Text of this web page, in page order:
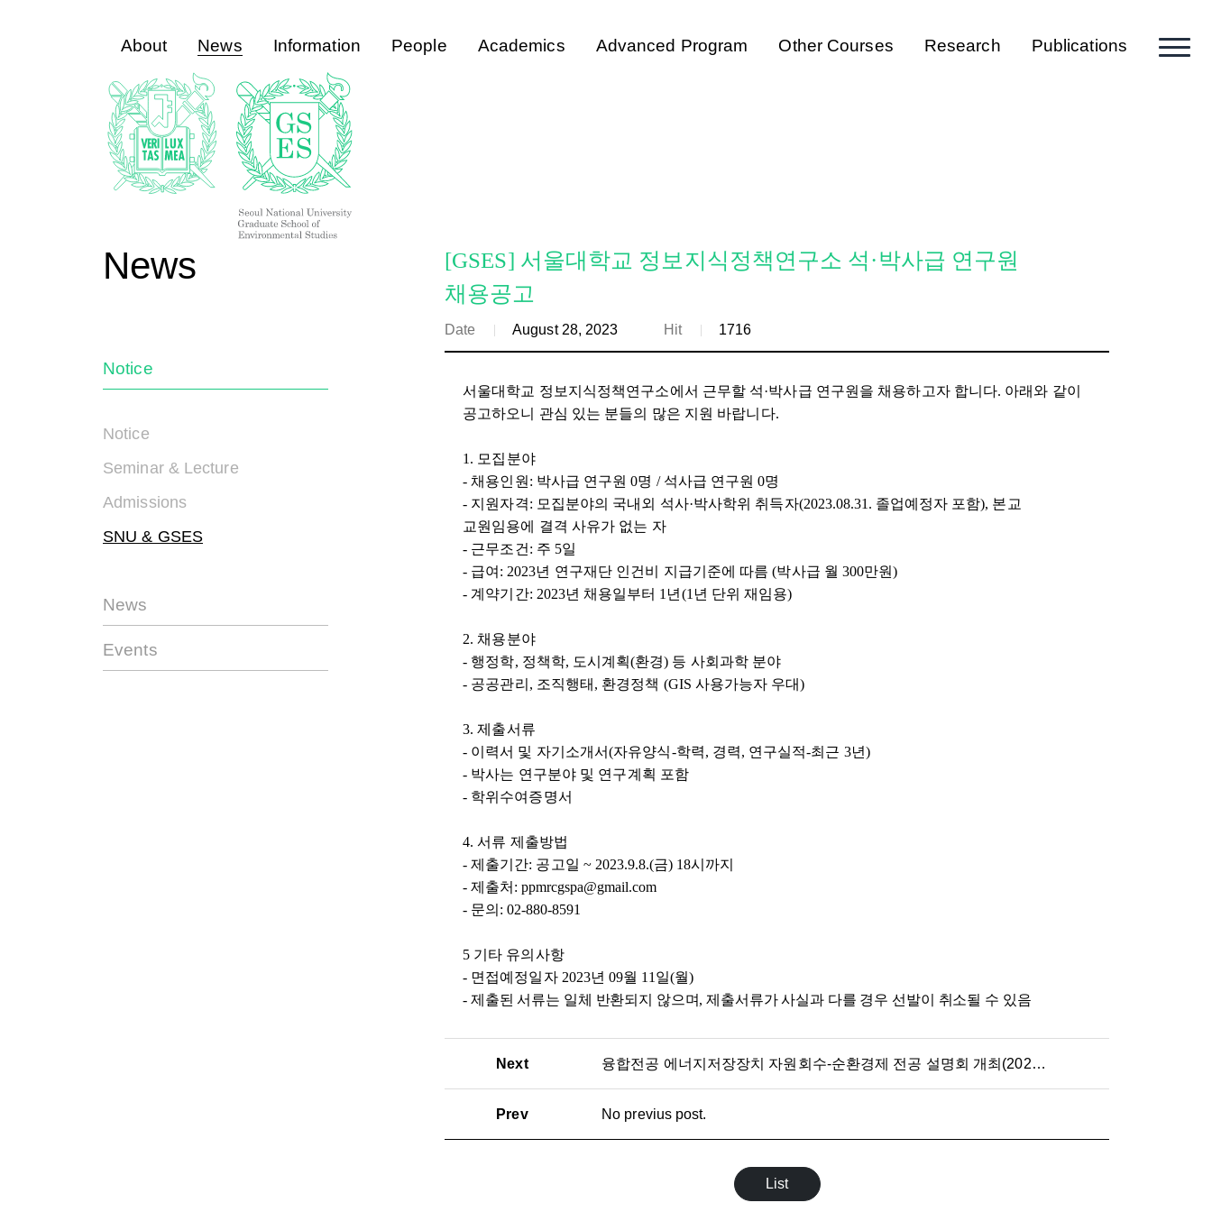
About News Information People Academics Advanced Program Other Courses Research Publications
News
Notice
Notice
Seminar & Lecture
Admissions
SNU & GSES
News
Events
[GSES] 서울대학교 정보지식정책연구소 석·박사급 연구원
채용공고
Date August 28, 2023 Hit 1716
서울대학교 정보지식정책연구소에서 근무할 석·박사급 연구원을 채용하고자 합니다. 아래와 같이
공고하오니 관심 있는 분들의 많은 지원 바랍니다.
1. 모집분야
- 채용인원 : 박사급 연구원0명 / 석사급 연구원0명
- 지원자격: 모집분야의 국내외 석사·박사학위 취득자(2023.08.31. 졸업예정자 포함), 본교
교원임용에 결격 사유가 없는 자
- 근무조건 : 주 5일
- 급여 : 2023년 연구재단 인건비 지급기준에 따름(박사급 월300만원)
- 계약기간: 2023년 채용일부터 1 년 (1 년 단위 재임용)
2. 채용분야
- 행정학, 정책학, 도시계획(환경) 등 사회과학 분야
- 공공관리 , 조직행태 , 환경정책 (GIS 사용가능자 우대)
3. 제출서류
- 이력서 및 자기소개서(자유양식-학력, 경력, 연구실적-최근 3년)
- 박사는 연구분야 및 연구계획 포함
- 학위수여증명서
4. 서류 제출방법
- 제출기간: 공고일 ~ 2023.9.8.(금) 18시까지
- 제출처 : ppmrcgspa@gmail.com
- 문의 : 02-880-8591
5 기타 유의사항
- 면접예정일자 2023년 09월 11 일(월)
- 제출된 서류는 일체 반환되지 않으며,제출서류가 사실과 다를 경우 선발이 취소될 수 있음
Next 융합전공 에너지저장장치 자원회수-순환경제 전공 설명회 개최(2026.07.10.)
Prev No previus post.
List